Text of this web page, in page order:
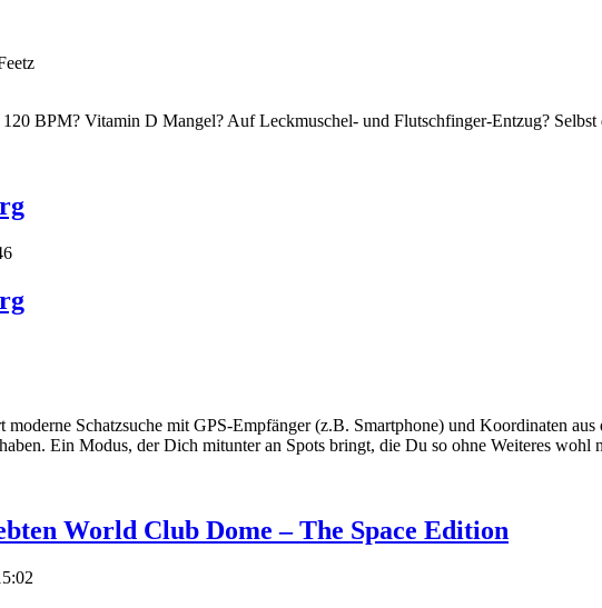
BPM? Vitamin D Mangel? Auf Leckmuschel- und Flutschfinger-Entzug?
Schatzsuche mit GPS-Empfänger (z.B. Smartphone) und Koordinaten
Ein Modus, der Dich mitunter an Spots bringt, die Du so ohne Weiteres wohl
World Club Dome – The Space Edition